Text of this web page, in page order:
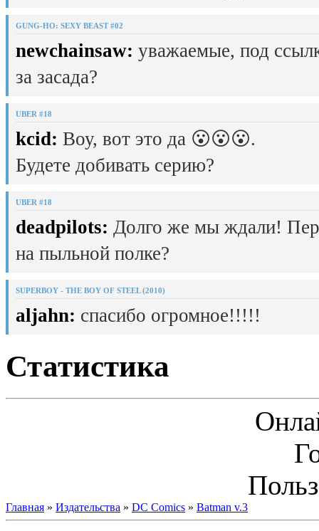
GUNG-HO: SEXY BEAST #02
newchainsaw: уважаемые, под
за засада?
UBER #18
kcid: Воу, вот это да 😮😮😮.
Будете добивать серию?
UBER #18
deadpilots: Долго же мы ждали!
на пыльной полке?
SUPERBOY - THE BOY OF STEEL (2010)
aljahn: спасибо огромное!!!!!
Статистика
Главная » Издательства » DC Comics » Batman v.3